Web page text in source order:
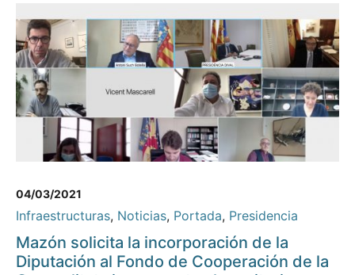
04/03/2021
Infraestructuras, Noticias, Portada, Presidencia
Mazón solicita la incorporación de la
Diputación al Fondo de Cooperación de la